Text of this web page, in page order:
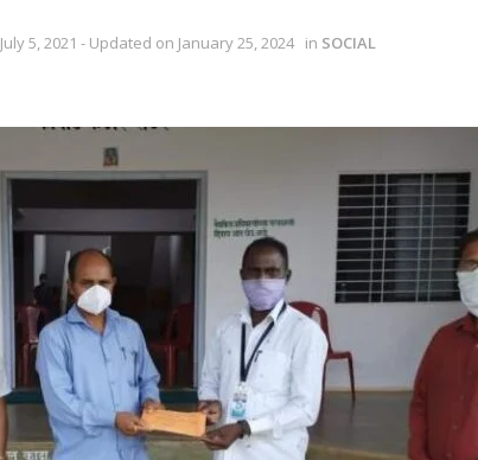
July 5, 2021 - Updated on January 25, 2024 in SOCIAL